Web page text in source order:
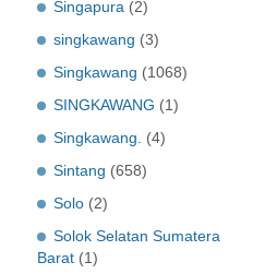
Singapura (2)
singkawang (3)
Singkawang (1068)
SINGKAWANG (1)
Singkawang.
(4)
Sintang (658)
Solo (2)
Solok Selatan Sumatera
Barat (1)